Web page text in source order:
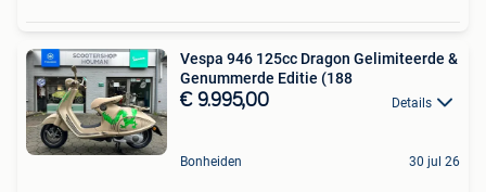
Vespa 946 125cc Dragon Gelimiteerde &
Genummerde Editie (188
€ 9.995,00 Details
Bonheiden 30 jul 26